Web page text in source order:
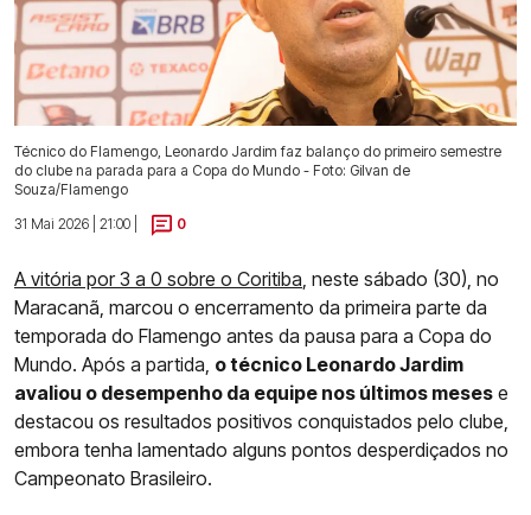
Técnico do Flamengo, Leonardo Jardim faz balanço do primeiro semestre
do clube na parada para a Copa do Mundo - Foto: Gilvan de
Souza/Flamengo
31 Mai 2026 | 21:00 |
0
A vitória por 3 a 0 sobre o Coritiba , neste sábado (30), no
Maracanã, marcou o encerramento da primeira parte da
temporada do Flamengo antes da pausa para a Copa do
Mundo. Após a partida, o técnico Leonardo Jardim
avaliou o desempenho da equipe nos últimos meses e
destacou os resultados positivos conquistados pelo clube,
embora tenha lamentado alguns pontos desperdiçados no
Campeonato Brasileiro.